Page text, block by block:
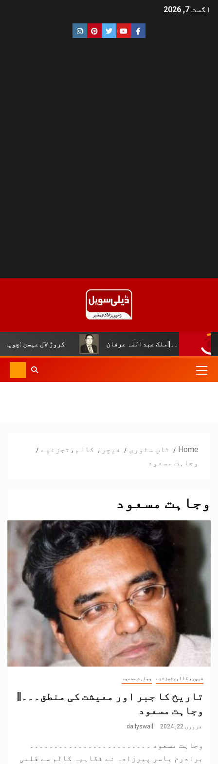
اگست 7, 2026
کروڑ لال عیسن :چوپال کلچرل اینڈ لٹریری عرفان
Home ٹاپ سٹوری
فیچر، کالم،تجزئیے
وجاہت مسعود
وجاہت مسعود
فیچر، کالم،تجزئیے وجاہت مسعود
تاریخ کا جبر اور معیشت کی منطق۔۔۔||
وجاہت مسعود
فروری 22, 2024 dailyswail
وجاہت مسعود ۔۔۔۔۔۔۔۔۔۔۔۔۔۔۔۔۔۔۔۔۔۔۔۔۔
برادرم یاسر پیرزادہ نے فکاہیہ کالم سے قلمی